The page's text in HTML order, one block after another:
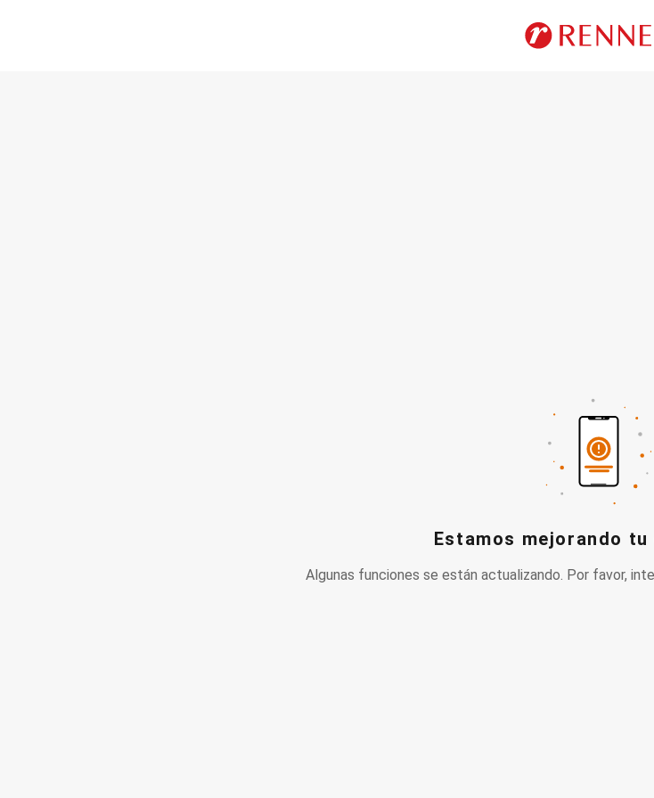
Estamos mejorando tu
Algunas funciones se están actualizando. Por favor,